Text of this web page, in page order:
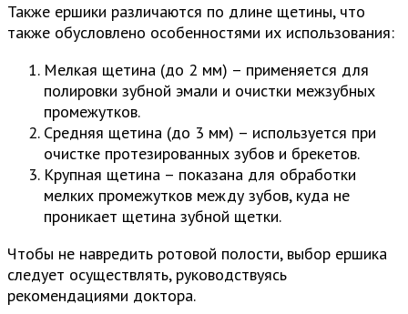
Также ершики различаются по длине щетины, что
также обусловлено особенностями их использования:
Мелкая щетина (до 2 мм) – применяется для
полировки зубной эмали и очистки межзубных
промежутков.
Средняя щетина (до 3 мм) – используется при
очистке протезированных зубов и брекетов.
Крупная щетина – показана для обработки
мелких промежутков между зубов, куда не
проникает щетина зубной щетки.
Чтобы не навредить ротовой полости, выбор ершика
следует осуществлять, руководствуясь
рекомендациями доктора.